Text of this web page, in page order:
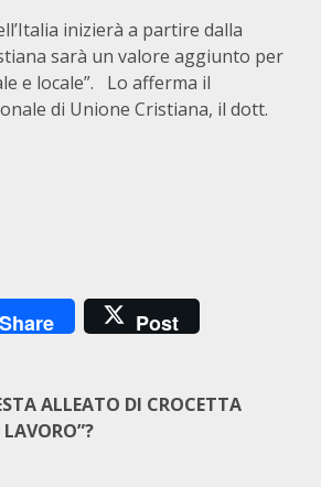
inizierà a partire dalla
sarà un valore aggiunto per
e locale”. Lo afferma il
di Unione Cristiana, il dott.
Share Post
ALLEATO DI CROCETTA